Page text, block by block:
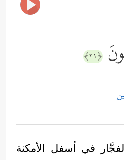
﴿٢١﴾
في أسفل الأمكنة